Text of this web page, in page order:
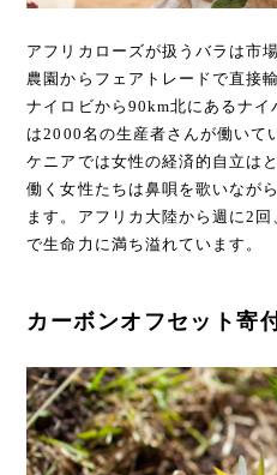
アフリカローズが扱うバラは市
農園からフェアトレードで直接
ナイロビから90km北にあるナ
は2000名の生産者さんが働いて
ケニアでは女性の経済的自立は
働く女性たちは鼻唄を歌いなが
ます。アフリカ大陸から週に2
で生命力に満ち溢れています。
カーボンオフセット寄